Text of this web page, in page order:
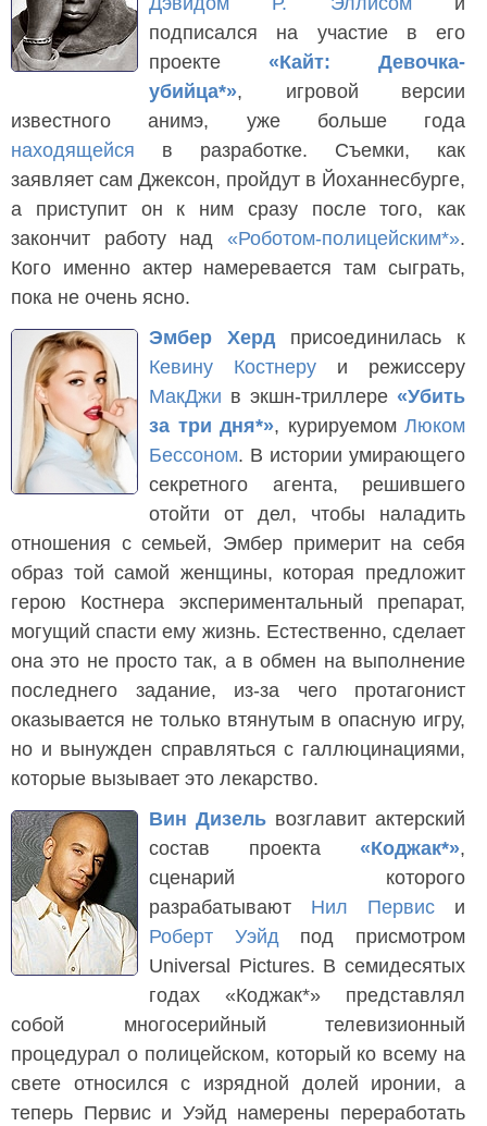
подписался на участие в его
проекте «Кайт: Девочка-
убийца*», игровой версии
известного анимэ, уже больше года
находящейся в разработке. Съемки, как
заявляет сам Джексон, пройдут в Йоханнесбурге,
а приступит он к ним сразу после того, как
закончит работу над «Роботом-полицейским*».
Кого именно актер намеревается там сыграть,
пока не очень ясно.
Эмбер Херд присоединилась к
Кевину Костнеру и режиссеру
МакДжи в экшн-триллере «Убить
за три дня*», курируемом Люком
Бессоном. В истории умирающего
секретного агента, решившего
отойти от дел, чтобы наладить
отношения с семьей, Эмбер примерит на себя
образ той самой женщины, которая предложит
герою Костнера экспериментальный препарат,
могущий спасти ему жизнь. Естественно, сделает
она это не просто так, а в обмен на выполнение
последнего задание, из-за чего протагонист
оказывается не только втянутым в опасную игру,
но и вынужден справляться с галлюцинациями,
которые вызывает это лекарство.
Вин Дизель возглавит актерский
состав проекта «Коджак*»,
сценарий которого
разрабатывают Нил Первис и
Роберт Уэйдпод присмотром
Universal Pictures. В семидесятых
годах «Коджак*» представлял
собой многосерийный телевизионный
процедурал о полицейском, который ко всему на
свете относился с изрядной долей иронии, а
теперь Первис и Уэйд намерены переработать